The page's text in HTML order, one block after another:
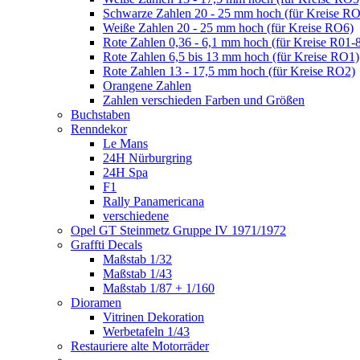
Schwarze Zahlen 20 - 25 mm hoch (für Kreise
Weiße Zahlen 20 - 25 mm hoch (für Kreise RO6)
Rote Zahlen 0,36 - 6,1 mm hoch (für Kreise R01-
Rote Zahlen 6,5 bis 13 mm hoch (für Kreise RO1)
Rote Zahlen 13 - 17,5 mm hoch (für Kreise RO2)
Orangene Zahlen
Zahlen verschieden Farben und Größen
Buchstaben
Renndekor
Le Mans
24H Nürburgring
24H Spa
F1
Rally Panamericana
verschiedene
Opel GT Steinmetz Gruppe IV 1971/1972
Graffti Decals
Maßstab 1/32
Maßstab 1/43
Maßstab 1/87 + 1/160
Dioramen
Vitrinen Dekoration
Werbetafeln 1/43
Restauriere alte Motorräder